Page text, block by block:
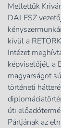
Mellettük
DALESZ
kívül a
Intézet
képviselőjét, a
magyarságot
történeti
úti
Pártjának az